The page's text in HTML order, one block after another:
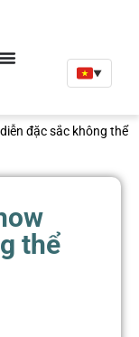
▼
đặc sắc không thể
thể